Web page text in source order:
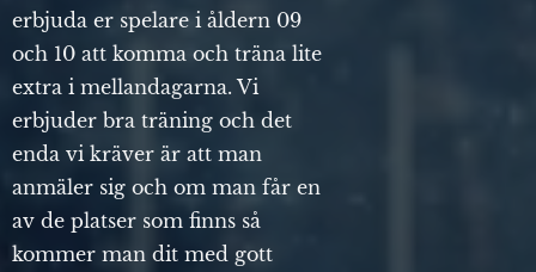
erbjuda er spelare i åldern 09
och 10 att komma och träna lite
extra i mellandagarna. Vi
erbjuder bra träning och det
enda vi kräver är att man
anmäler sig och om man får en
av de platser som finns så
kommer man dit med gott